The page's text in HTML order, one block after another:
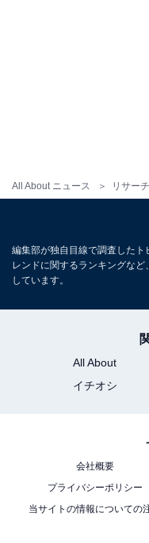
All About ニュース リサーチ
編集部が独自目線で調査したト
レンドに関するランキングな
しています。
All About
イチオシ
会社概要
プライバシーポリシー
当サイトの情報についての